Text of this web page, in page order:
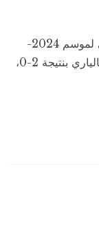
أعلن نادي نابولي نفسه بطلًا للدوري الإيطالي لموسم 2024-
2025 رسميًا، بعد فوز مستحق على ضيفه كالياري بنتيجة 2-0،